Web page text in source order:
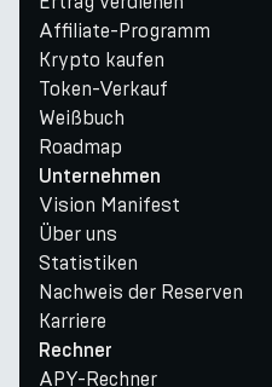
Affiliate-Programm
Krypto kaufen
Token-Verkauf
Weißbuch
Roadmap
Unternehmen
Vision Manifest
Über uns
Statistiken
Nachweis der Reserven
Karriere
Rechner
APY-Rechner